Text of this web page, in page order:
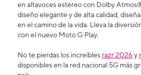
en altavoces estéreo con Dolby
diseño elegante y de alta calidad,
en el camino de la vida. Lleva la
con el nuevo Moto G Play.
No te pierdas los increíbles razr 2026y
disponibles en la red nacional 5G más